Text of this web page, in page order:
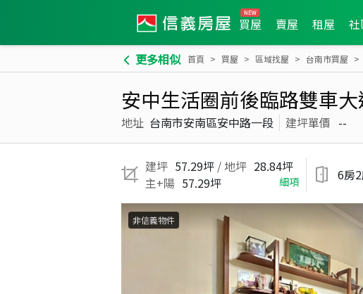
買屋 賣屋 租屋
更多相似 首頁 買屋 區域找屋 台南市買屋
安中生活圈前後臨路雙車
地址 台南市安南區安中路一段 建坪單價 --
建坪 57.29坪 / 地坪 28.84坪
主+陽 57.29坪 細項 6房
非信義物件